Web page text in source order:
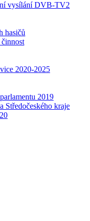
vysílání DVB-TV2
hasičů
2020-2025
2019
Středočeského kraje